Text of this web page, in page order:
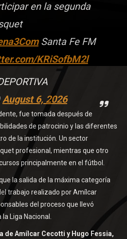
en la segunda
Santa Fe FM
KRiSofbM2l
August 6, 2026
fue tomada después de
de patrocinio y las diferentes
de la institución. Un sector
profesional, mientras que otro
principalmente en el fútbol.
la salida de la máxima categoría
trabajo realizado por Amílcar
del proceso que llevó
Liga Nacional.
de Amílcar Cecotti y Hugo Fessia,